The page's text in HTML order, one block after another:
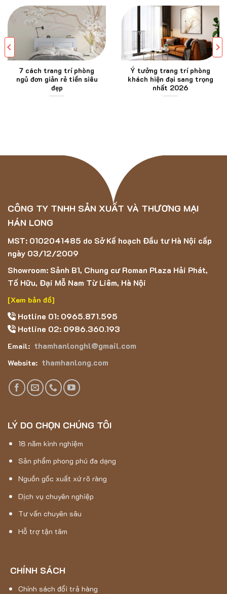
7 cách trang trí phòng
ngủ đơn giản rẻ tiền siêu
đẹp
Ý tưởng trang trí phòng
khách hiện đại sang trọng
nhất 2026
CÔNG TY TNHH SẢN XUẤT VÀ THƯƠNG MẠI
HÁN LONG
MST: 0102041485 do Sở Kế hoạch Đầu tư Hà Nội cấp
ngày 03/12/2009
Showroom: Sảnh B1, Chung cư Roman Plaza Hải Phát,
Tố Hữu, Đại Mỗ Nam Từ Liêm, Hà Nội
[Xem bản đồ]
Hotline 01: 0965.871.595
Hotline 02: 0986.360.193
Email: thamhanlonghl@gmail.com
Website: thamhanlong.com
LÝ DO CHỌN CHÚNG TÔI
18 năm kinh nghiệm
Sản phẩm phong phú đa dạng
Nguồn gốc xuất xứ rõ ràng
Dịch vụ chuyên nghiệp
Tư vấn chuyên sâu
Hỗ trợ tận tâm
CHÍNH SÁCH
Chính sách đổi trả hàng